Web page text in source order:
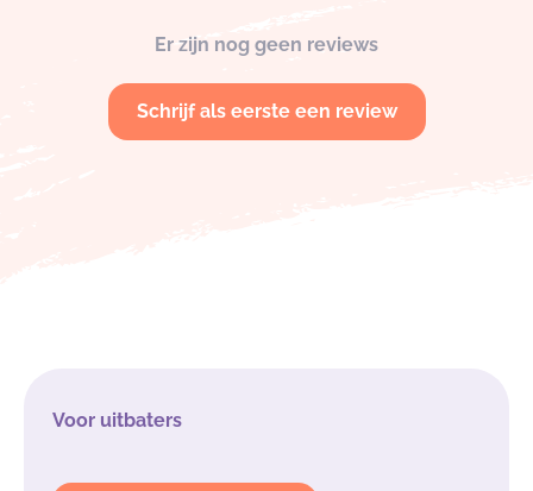
Er zijn nog geen reviews
Schrijf als eerste een review
Voor uitbaters